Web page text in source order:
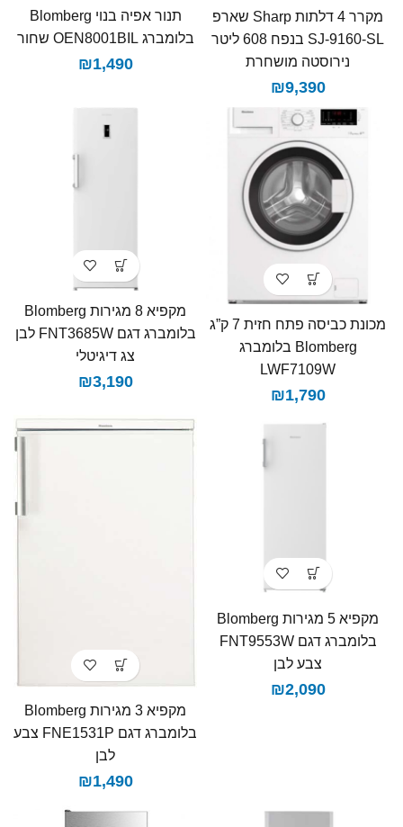
מקרר 4 דלתות Sharp שארפ
SJ-9160-SL בנפח 608 ליטר
נירוסטה מושחרת
₪9,390
תנור אפיה בנוי Blomberg
בלומברג OEN8001BIL שחור
₪1,490
מכונת כביסה פתח חזית 7 ק”ג
Blomberg בלומברג
LWF7109W
₪1,790
מקפיא 8 מגירות Blomberg
בלומברג דגם FNT3685W לבן
צג דיגיטלי
₪3,190
מקפיא 5 מגירות Blomberg
בלומברג דגם FNT9553W
צבע לבן
₪2,090
מקפיא 3 מגירות Blomberg
בלומברג דגם FNE1531P צבע
לבן
₪1,490